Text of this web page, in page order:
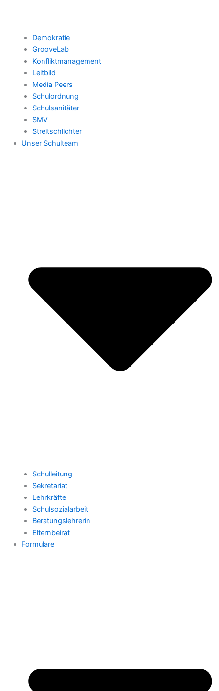
Demokratie
GrooveLab
Konfliktmanagement
Leitbild
Media Peers
Schulordnung
Schulsanitäter
SMV
Streitschlichter
Unser Schulteam
Schulleitung
Sekretariat
Lehrkräfte
Schulsozialarbeit
Beratungslehrerin
Elternbeirat
Formulare